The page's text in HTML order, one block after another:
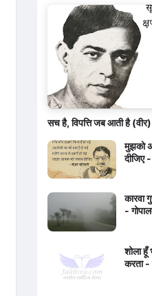
सच है, विपत्ति जब आती है (वीर)
मुझको
दीजिए
कारवा
-
शोला हूँ
करता -